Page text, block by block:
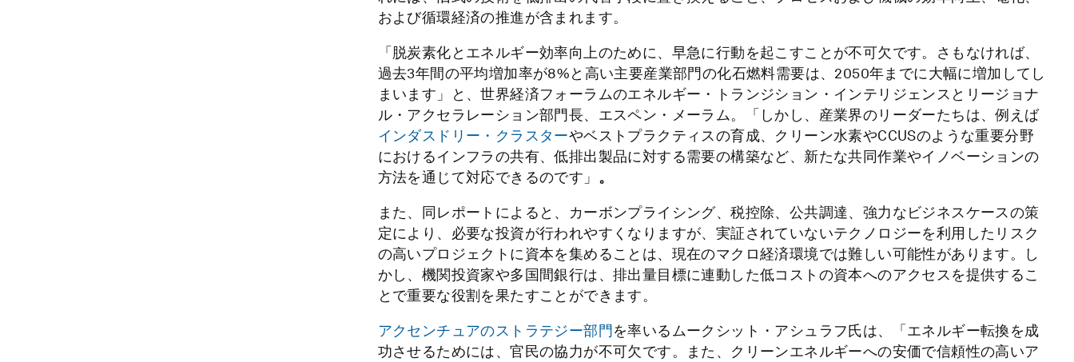
および循環経済の推進が含まれます。
「脱炭素化とエネルギー効率向上のために、早急に行動を起こすことが不可欠です。さもなければ、
過去3年間の平均増加率が8%と高い主要産業部門の化石燃料需要は、2050年までに大幅に増加してし
まいます」と、世界経済フォーラムのエネルギー・トランジション・インテリジェンスとリージョナ
ル・アクセラレーション部門長、エスペン・メーラム。
「しかし、産業界のリーダーたちは、例えば
インダスドリー・クラスターやベストプラクティスの育成、クリーン水素やCCUSのような重要分野
におけるインフラの共有、低排出製品に対する需要の構築など、新たな共同作業やイノベーションの
方法を通じて対応できるのです」
。
また、同レポートによると、カーボンプライシング、税控除、公共調達、強力なビジネスケースの策
定により、必要な投資が行われやすくなりますが、実証されていないテクノロジーを利用したリスク
の高いプロジェクトに資本を集めることは、現在のマクロ経済環境では難しい可能性があります。し
かし、機関投資家や多国間銀行は、排出量目標に連動した低コストの資本へのアクセスを提供するこ
とで重要な役割を果たすことができます。
アクセンチュアのストラテジー部門 を率いるムークシット・アシュラフ氏は、「エネルギー転換を成
功させるためには、官民の協力が不可欠です。また、クリーンエネルギーへの安価で信頼性の高いア